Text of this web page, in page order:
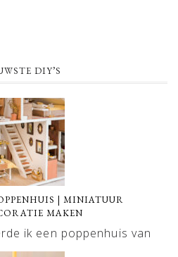
DIY’S
| MINIATUUR
MAKEN
ik een poppenhuis van